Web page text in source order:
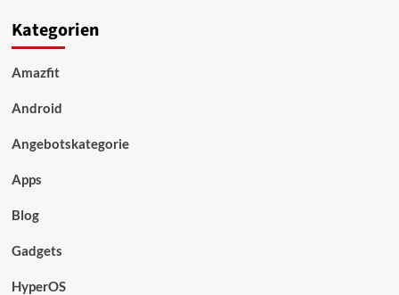
Kategorien
Amazfit
Android
Angebotskategorie
Apps
Blog
Gadgets
HyperOS